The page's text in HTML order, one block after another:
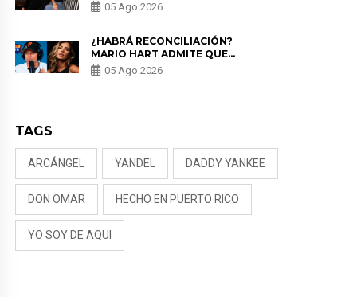
MILETT FIGUEROA: “EL AMOR
PUDO MÁS”
05 Ago 2026
¿HABRÁ RECONCILIACIÓN?
MARIO HART ADMITE QUE
PODRÍA VOLVER CON KORINA
RIVADENEIRA: “NO LE CERRARÍA
05 Ago 2026
TAGS
ARCÁNGEL YANDEL DADDY YANKEE
DON OMAR HECHO EN PUERTO RICO
YO SOY DE AQUI